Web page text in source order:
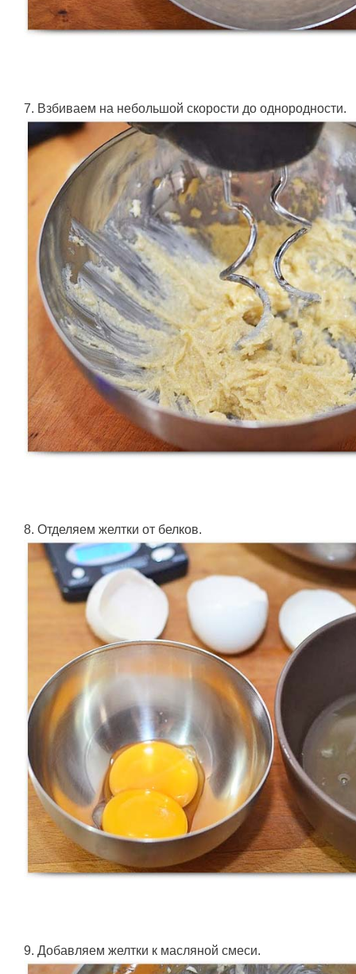
7. Взбиваем на небольшой скорости до однородности.
8. Отделяем желтки от белков.
9. Добавляем желтки к масляной смеси.